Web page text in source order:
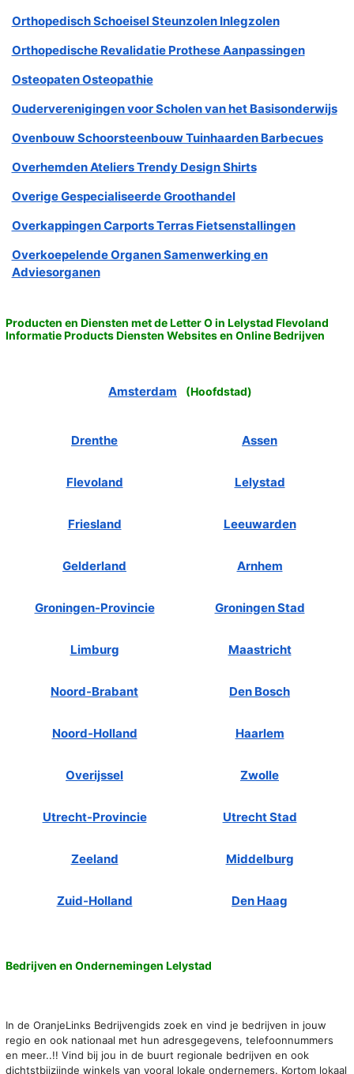
Orthopedisch Schoeisel Steunzolen Inlegzolen
Orthopedische Revalidatie Prothese Aanpassingen
Osteopaten Osteopathie
Ouderverenigingen voor Scholen van het Basisonderwijs
Ovenbouw Schoorsteenbouw Tuinhaarden Barbecues
Overhemden Ateliers Trendy Design Shirts
Overige Gespecialiseerde Groothandel
Overkappingen Carports Terras Fietsenstallingen
Overkoepelende Organen Samenwerking en
Adviesorganen
Producten en Diensten met de Letter O in Lelystad Flevoland
Informatie Products Diensten Websites en Online Bedrijven
Amsterdam (Hoofdstad)
Drenthe Assen
Flevoland Lelystad
Friesland Leeuwarden
Gelderland Arnhem
Groningen-Provincie Groningen Stad
Limburg Maastricht
Noord-Brabant Den Bosch
Noord-Holland Haarlem
Overijssel Zwolle
Utrecht-Provincie Utrecht Stad
Zeeland Middelburg
Zuid-Holland Den Haag
Bedrijven en Ondernemingen Lelystad
In de OranjeLinks Bedrijvengids zoek en vind je bedrijven in jouw
regio en ook nationaal met hun adresgegevens, telefoonnummers
en meer..!! Vind bij jou in de buurt regionale bedrijven en ook
dichtstbijzijnde winkels van vooral lokale ondernemers. Kortom lokaal